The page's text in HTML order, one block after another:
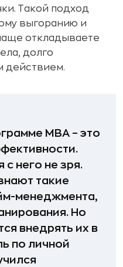
Такой подход
выгоранию и
откладываете
долго
действием.
MBA – это
с него не зря.
такие
менеджмента,
Но
внедрять их в
по личной